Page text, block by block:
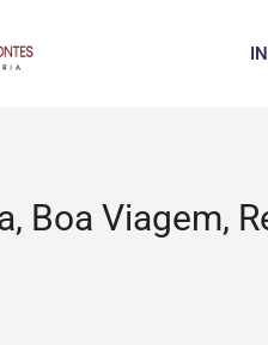
Boa Viagem,